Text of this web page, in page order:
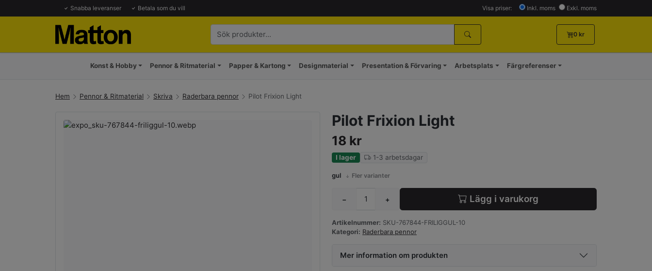
Snabba leveranser Betala som du vill Visa priser: Inkl. moms Exkl. moms
0 kr
Konst & Hobby Pennor & Ritmaterial Papper & Kartong Designmaterial Presentation & Förvaring Arbetsplats Färgreferenser
Hem Pennor & Ritmaterial Skriva Raderbara pennor Pilot Frixion Light
Pilot Frixion Light
18 kr
I lager 1-3 arbetsdagar
gul Fler varianter
− + Lägg i varukorg
Artikelnummer: SKU-767844-FRILIGGUL-10
Kategori: Raderbara pennor
Mer information om produkten